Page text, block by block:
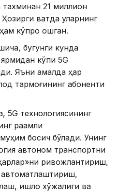
тахминан 21 миллион
вақтда уларнинг
кўпроқ ошган.
бугунги кунда
кўпи 5G
Яъни амалда ҳар
тармоғининг абоненти
5G технологиясининг
рақамли
босқич бўлади. Унинг
автоном транспортни
ривожлантириш,
автоматлаштириш,
қишлоқ хўжалиги ва